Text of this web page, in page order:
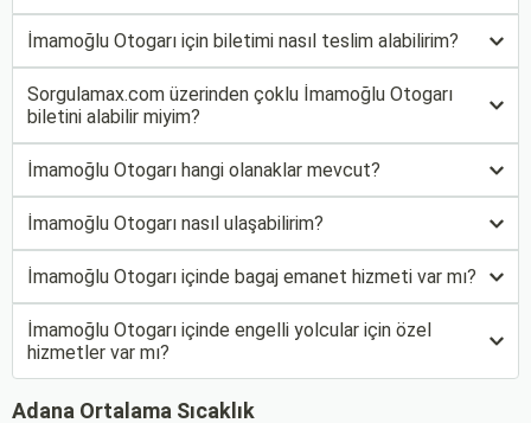
İmamoğlu Otogarı için biletimi nasıl teslim alabilirim?
Sorgulamax.com üzerinden çoklu İmamoğlu Otogarı
biletini alabilir miyim?
İmamoğlu Otogarı hangi olanaklar mevcut?
İmamoğlu Otogarı nasıl ulaşabilirim?
İmamoğlu Otogarı içinde bagaj emanet hizmeti var mı?
İmamoğlu Otogarı içinde engelli yolcular için özel
hizmetler var mı?
Adana Ortalama Sıcaklık